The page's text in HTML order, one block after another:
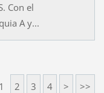
Con el
A y...
1 2 3 4 > >>